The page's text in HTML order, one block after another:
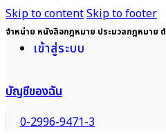
Skip to contentSkip to footer
จำหน่าย หนังสือกฎหมาย ประมวลกฎหมาย
เข้าสู่ระบบ
บัญชีของฉัน
0-2996-9471-3